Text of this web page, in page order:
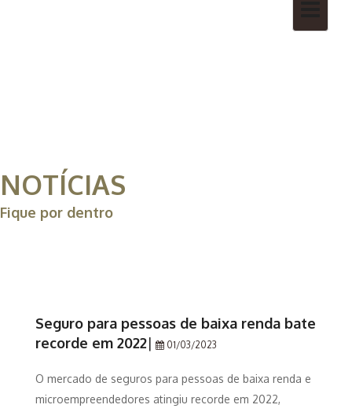
NOTÍCIAS
Fique por dentro
Seguro para pessoas de baixa renda bate
recorde em 2022| 01/03/2023
O mercado de seguros para pessoas de baixa renda e
microempreendedores atingiu recorde em 2022,